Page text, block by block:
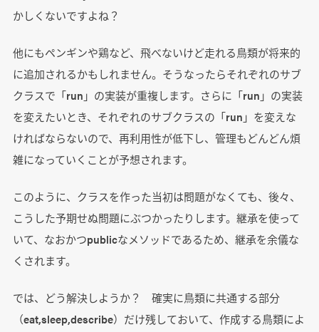
かしくないですよね？
他にもペンギンや鶏など、飛べないけど走れる鳥類が将来的
に追加されるかもしれません。そうなったらそれぞれのサブ
クラスで「run」の実装が重複します。さらに「run」の実装
を変えたいとき、それぞれのサブクラスの「run」を変えな
ければならないので、再利用性が低下し、管理もどんどん煩
雑になっていくことが予想されます。
このように、クラスを作った当初は問題がなくても、後々、
こうした予期せぬ問題にぶつかったりします。継承を使って
いて、なおかつpublicなメソッドであるため、継承を余儀な
くされます。
では、どう解決しようか？ 確実に鳥類に共通する部分
（eat,sleep,describe）だけ残しておいて、作成する鳥類によ